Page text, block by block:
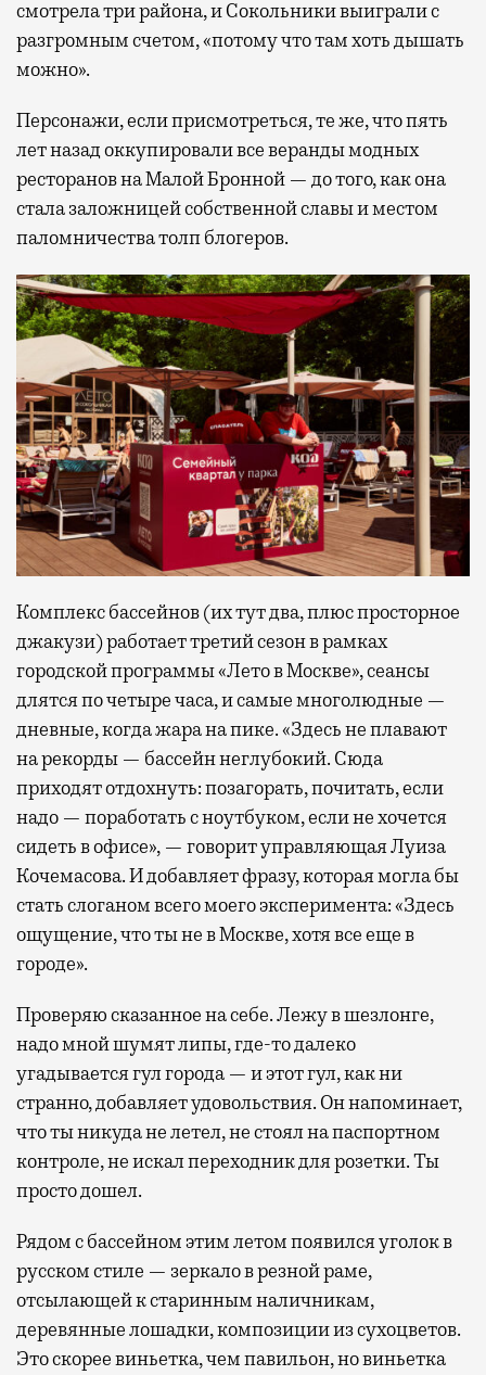
смотрела три района, и Сокольники выиграли с
разгромным счетом, «потому что там хоть дышать
можно».
Персонажи, если присмотреться, те же, что пять
лет назад оккупировали все веранды модных
ресторанов на Малой Бронной — до того, как она
стала заложницей собственной славы и местом
паломничества толп блогеров.
Комплекс бассейнов (их тут два, плюс просторное
джакузи) работает третий сезон в рамках
городской программы «Лето в Москве», сеансы
длятся по четыре часа, и самые многолюдные —
дневные, когда жара на пике. «Здесь не плавают
на рекорды — бассейн неглубокий. Сюда
приходят отдохнуть: позагорать, почитать, если
надо — поработать с ноутбуком, если не хочется
сидеть в офисе», — говорит управляющая Луиза
Кочемасова. И добавляет фразу, которая могла бы
стать слоганом всего моего эксперимента: «Здесь
ощущение, что ты не в Москве, хотя все еще в
городе».
Проверяю сказанное на себе. Лежу в шезлонге,
надо мной шумят липы, где-то далеко
угадывается гул города — и этот гул, как ни
странно, добавляет удовольствия. Он напоминает,
что ты никуда не летел, не стоял на паспортном
контроле, не искал переходник для розетки. Ты
просто дошел.
Рядом с бассейном этим летом появился уголок в
русском стиле — зеркало в резной раме,
отсылающей к старинным наличникам,
деревянные лошадки, композиции из сухоцветов.
Это скорее виньетка, чем павильон, но виньетка